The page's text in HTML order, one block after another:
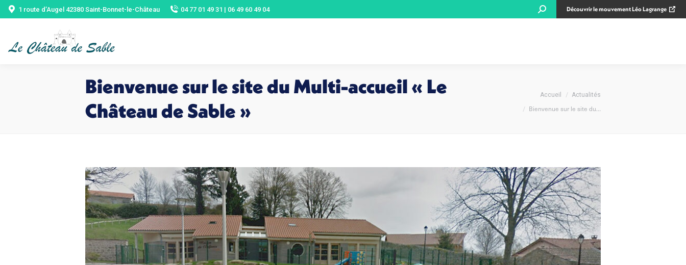
1 route d’Augel 42380 Saint-Bonnet-le-Château 04 77 01 49 31 | 06 49 60 49 04
Recherche
:
Découvrir le mouvement Léo Lagrange
Bienvenue sur le site du Multi-accueil « Le
Château de Sable »
Accueil Actualités
Bienvenue sur le site du…